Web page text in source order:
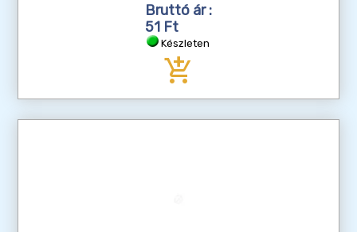
Bruttó ár :
51 Ft
Készleten
add_shopping_cart